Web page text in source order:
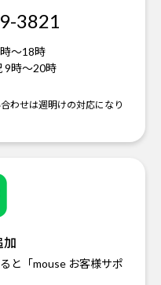
3821
～18時
9時～20時
わせは週明けの対応になり
加
と「mouse お客様サポ